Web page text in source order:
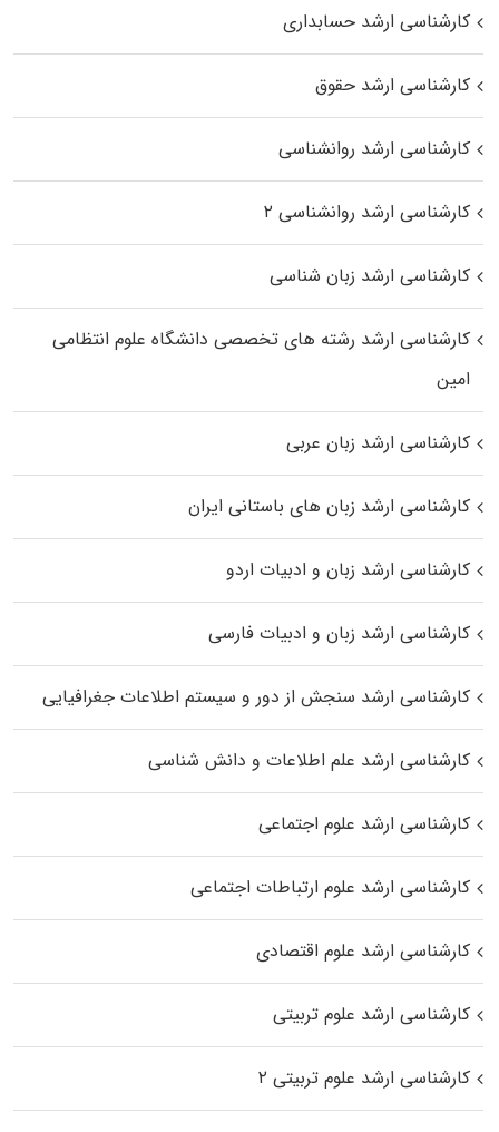
کارشناسی ارشد حسابداری
کارشناسی ارشد حقوق
کارشناسی ارشد روانشناسی
کارشناسی ارشد روانشناسی ۲
کارشناسی ارشد زبان شناسی
کارشناسی ارشد رﺷﺘﻪ ﻫﺎی تخصصی داﻧﺸﮕﺎه ﻋﻠﻮم انتظامی
اﻣﻴﻦ
کارشناسی ارشد زبان عربی
کارشناسی ارشد زبان‌ های باستانی ایران
کارشناسی ارشد زبان و ادبیات اردو
کارشناسی ارشد زبان و ادبیات فارسی
کارشناسی ارشد سنجش از دور و سیستم اطلاعات جغرافیایی
کارشناسی ارشد علم اطلاعات و دانش شناسی
کارشناسی ارشد علوم اجتماعی
کارشناسی ارشد علوم ارتباطات اجتماعی
کارشناسی ارشد علوم اقتصادی
کارشناسی ارشد علوم تربیتی
کارشناسی ارشد علوم تربیتی ۲